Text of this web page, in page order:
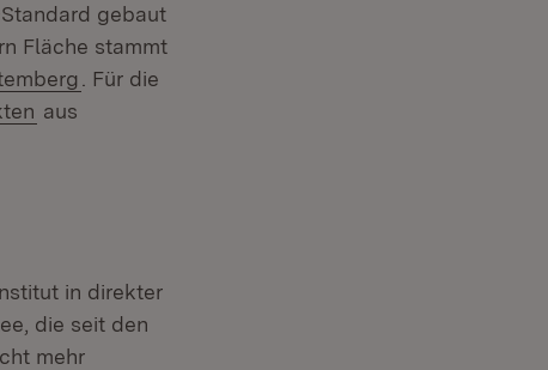
gebaut
Fläche stammt
(Öffnet in neuem Fenster)
. Für die
(Öffnet in neuem Fenster)
aus
in direkter
die seit den
mehr